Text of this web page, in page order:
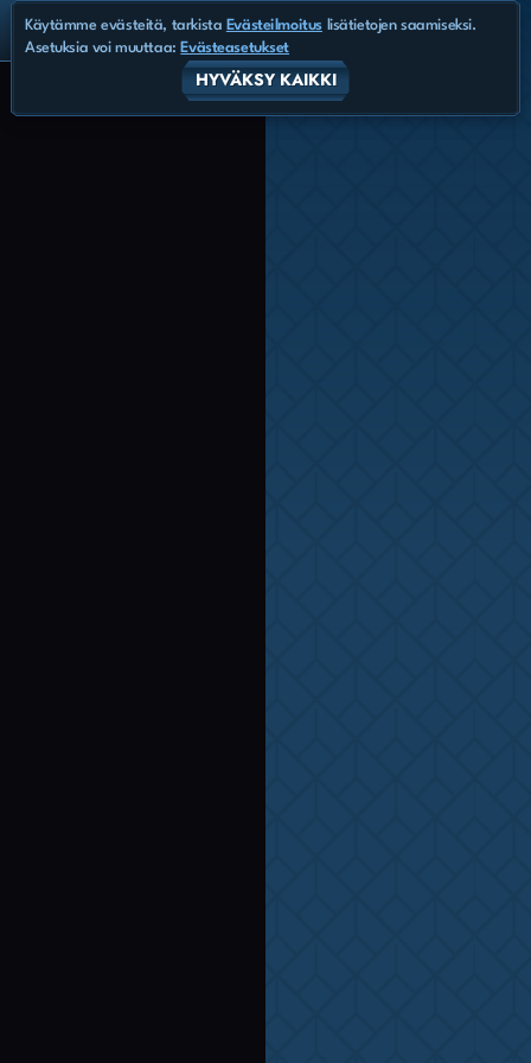
Käytämme evästeitä, tarkista Evästeilmoituslisätietojen saamiseksi.
Asetuksia voi muuttaa: Evästeasetukset
HYVÄKSY KAIKKI